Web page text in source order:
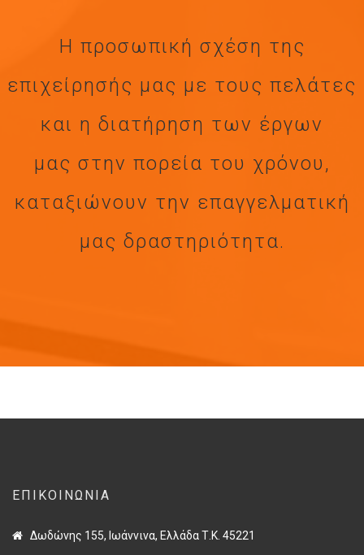
Η προσωπική σχέση της
επιχείρησής μας με τους πελάτες
και η διατήρηση των έργων
μας στην πορεία του χρόνου,
καταξιώνουν την επαγγελματική
μας δραστηριότητα.
ΕΠΙΚΟΙΝΩΝΊΑ
Δωδώνης 155, Ιωάννινα, Ελλάδα Τ.Κ. 45221